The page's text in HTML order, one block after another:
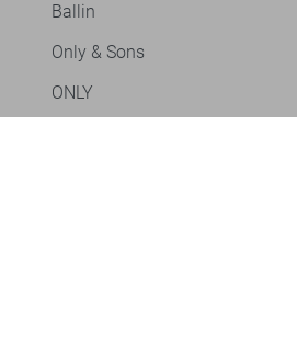
Ballin
Only & Sons
ONLY